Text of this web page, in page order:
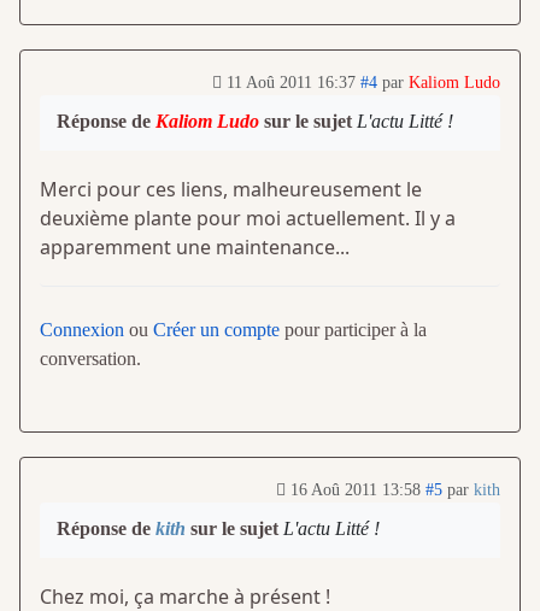
11 Aoû 2011 16:37 #4 par Kaliom Ludo
Réponse de Kaliom Ludo sur le sujet L'actu Litté !
Merci pour ces liens, malheureusement le
deuxième plante pour moi actuellement. Il y a
apparemment une maintenance...
Connexion ou Créer un compte pour participer à la
conversation.
16 Aoû 2011 13:58 #5 par kith
Réponse de kith sur le sujet L'actu Litté !
Chez moi, ça marche à présent !